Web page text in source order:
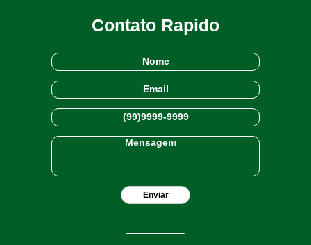
Contato Rapido